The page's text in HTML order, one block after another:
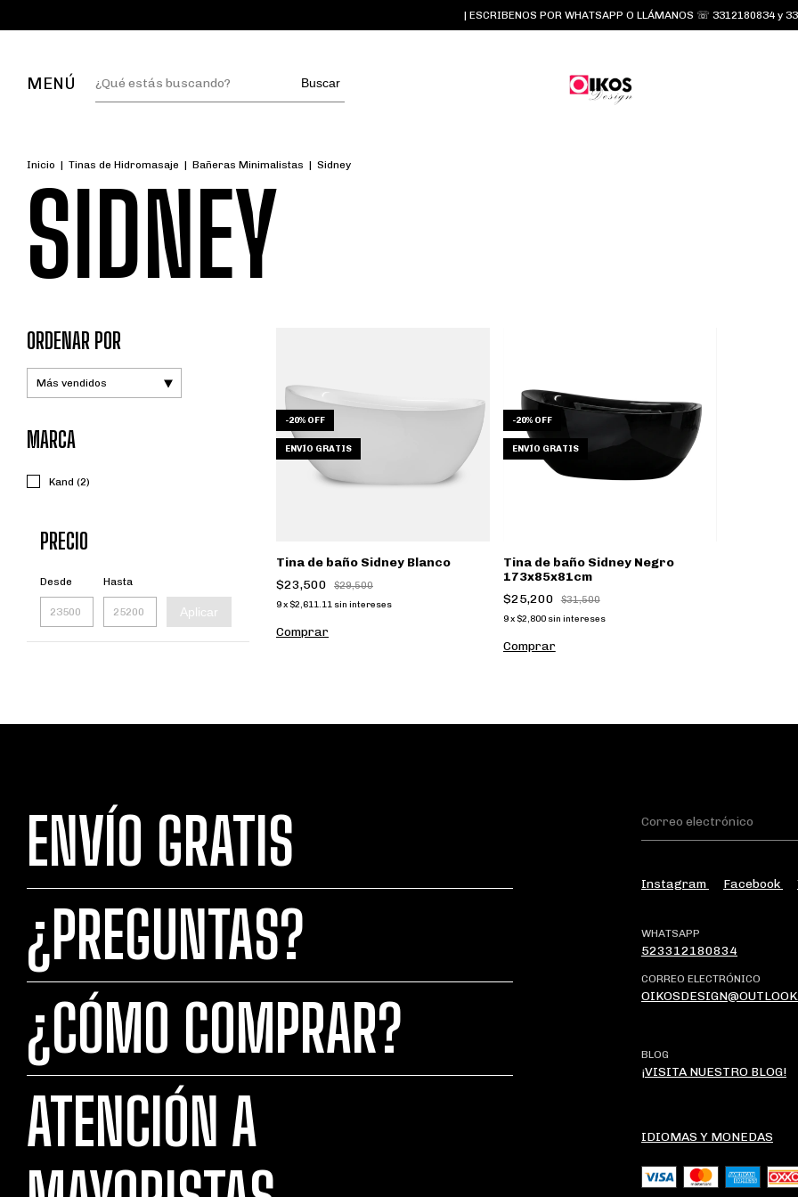
| ESCRIBENOS POR WHATSAPP O LLÁMANOS ☏ 3312180834 y
MENÚ Buscar
Inicio | Tinas de Hidromasaje | Bañeras Minimalistas | Sidney
SIDNEY
ORDENAR POR
MARCA
Kand (2)
PRECIO
Desde Hasta
Aplicar
-20% OFF
ENVÍO GRATIS
Tina de baño Sidney Blanco
$23,500
$29,500
9x $2,611.11 sin intereses
-20% OFF
ENVÍO GRATIS
Tina de baño Sidney Negro
173x85x81cm
$25,200
$31,500
9x $2,800 sin intereses
ENVÍO GRATIS
¿PREGUNTAS?
¿CÓMO COMPRAR?
ATENCIÓN A
Instagram Facebook
WHATSAPP
523312180834
CORREO ELECTRÓNICO
BLOG
¡VISITA NUESTRO BLOG!
IDIOMAS Y MONEDAS